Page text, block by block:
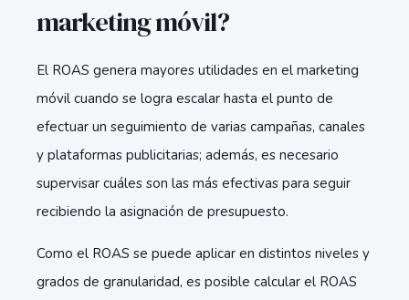
marketing móvil?
El ROAS genera mayores utilidades en el marketing
móvil cuando se logra escalar hasta el punto de
efectuar un seguimiento de varias campañas, canales
y plataformas publicitarias; además, es necesario
supervisar cuáles son las más efectivas para seguir
recibiendo la asignación de presupuesto.
Como el ROAS se puede aplicar en distintos niveles y
grados de granularidad, es posible calcular el ROAS